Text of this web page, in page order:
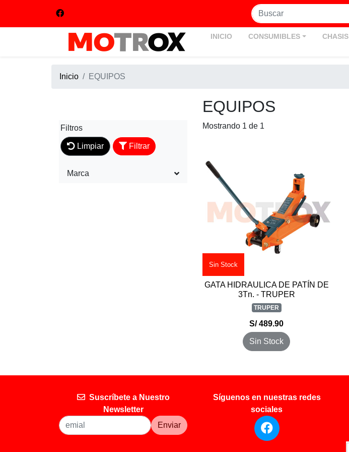
INICIO CONSUMIBLES CHASIS
Inicio EQUIPOS
EQUIPOS
Filtros
Limpiar Filtrar
Marca
Mostrando 1 de 1
Sin Stock
GATA HIDRAULICA DE PATÍN DE
3Tn. - TRUPER
TRUPER
S/ 489.90
Sin Stock
Suscríbete a Nuestro
Newsletter
Enviar
Síguenos en nuestras redes
sociales